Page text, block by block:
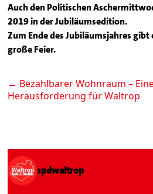
Auch den Politischen
2019 in der Jubiläumsedition.
Zum Ende des Jubiläumsjahres gibt
große Feier.
← Bezahlbarer Wohnraum –
Herausforderung für Waltrop
spdwaltrop